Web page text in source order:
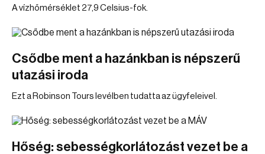
A vízhőmérséklet 27,9 Celsius-fok.
Csődbe ment a hazánkban is népszerű
utazási iroda
Ezt a Robinson Tours levélben tudatta az ügyfeleivel.
Hőség: sebességkorlátozást vezet be a